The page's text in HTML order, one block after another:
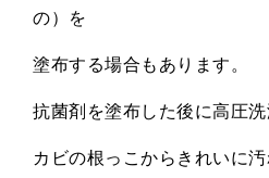
の）を
塗布する場合もあります。
抗菌剤を塗布した後に高圧洗
カビの根っこからきれいに汚